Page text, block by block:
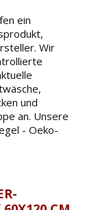
ein
Wir
und
an. Unsere
- Oeko-